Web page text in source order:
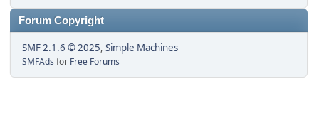
Forum Copyright
SMF 2.1.6 © 2025, Simple Machines
SMFAds for Free Forums